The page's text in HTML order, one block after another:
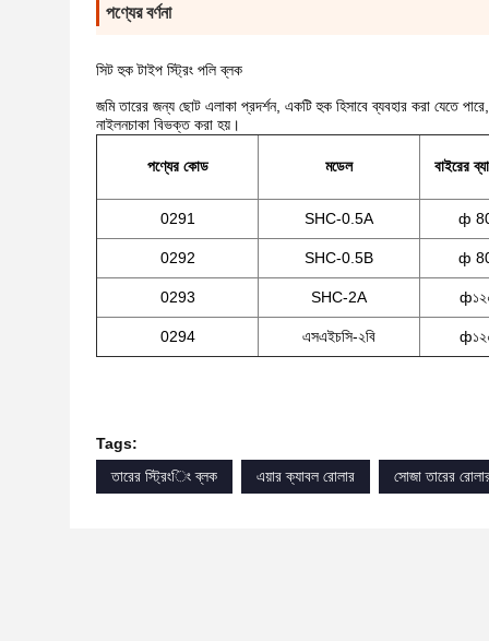
পণ্যের বর্ণনা
সিট হুক টাইপ স্ট্রিং পলি ব্লক
জমি তারের জন্য ছোট এলাকা প্রদর্শন, একটি হুক হিসাবে ব্যবহার করা যেতে
নাইলনচাকা বিভক্ত করা হয়।
পণ্যের কোড মডেল বাইরের
0291 SHC-0.5A ф
0292 SHC-0.5B ф
0293 SHC-2A
0294 এসএইচসি-২বি
Tags:
তারের স্ট্রিংিং ব্লক
এয়ার ক্যাবল রোলার সোজা তারের